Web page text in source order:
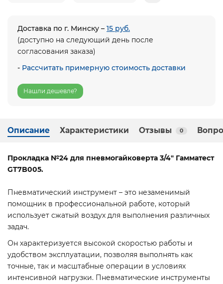
Доставка по г. Минску – 15 руб.
(доступно на следующий день после
согласования заказа)
- Рассчитать примерную стоимость доставки
Нашли дешевле?
Описание Характеристики Отзывы 0
Прокладка №24 для пневмогайковерта 3/4" Гамматест
GT7B005.
Пневматический инструмент – это незаменимый
помощник в профессиональной работе, который
использует сжатый воздух для выполнения различных
задач.
Он характеризуется высокой скоростью работы и
удобством эксплуатации, позволяя выполнять как
точные, так и масштабные операции в условиях
интенсивной нагрузки. Пневматические инструменты